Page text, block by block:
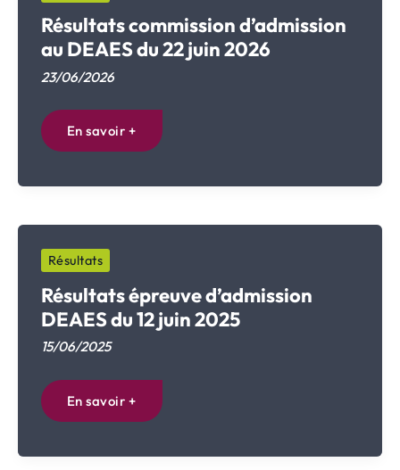
Résultats commission d’admission
au DEAES du 22 juin 2026
23/06/2026
Résultats
d’admission
DEAES
juin
En savoir +
Résultats
Résultats épreuve d’admission
DEAES du 12 juin 2025
15/06/2025
Résultats
d’admission
du
En savoir +